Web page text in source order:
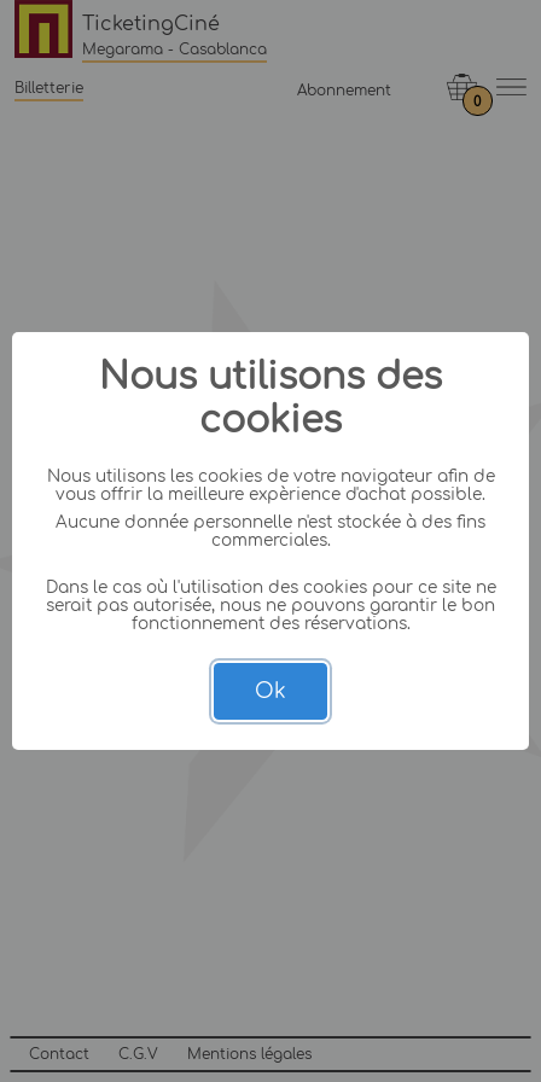
TicketingCiné
Megarama - Casablanca
Billetterie Abonnement
0
Contact C.G.V Mentions légales
Nous utilisons des
cookies
Nous utilisons les cookies de votre navigateur afin de
vous offrir la meilleure expèrience d'achat possible.
Aucune donnée personnelle n'est stockée à des fins
commerciales.
Dans le cas où l'utilisation des cookies pour ce site ne
serait pas autorisée, nous ne pouvons garantir le bon
fonctionnement des réservations.
Ok